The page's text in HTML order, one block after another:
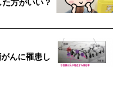
んに罹患し